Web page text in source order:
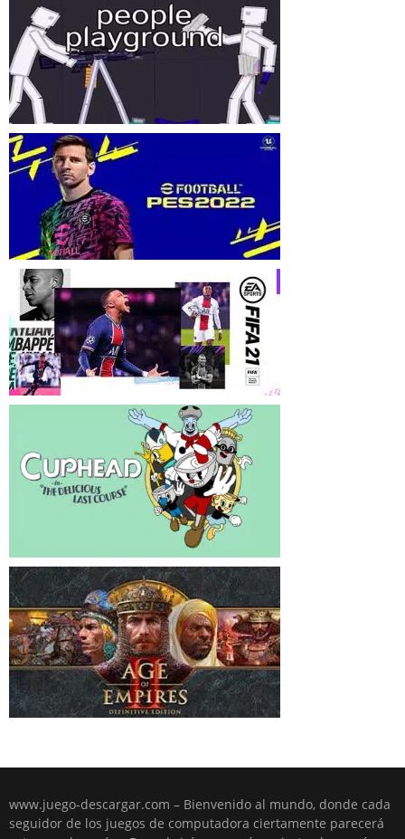
www.juego-descargar.com – Bienvenido al mundo, donde cada
seguidor de los juegos de computadora ciertamente parecerá